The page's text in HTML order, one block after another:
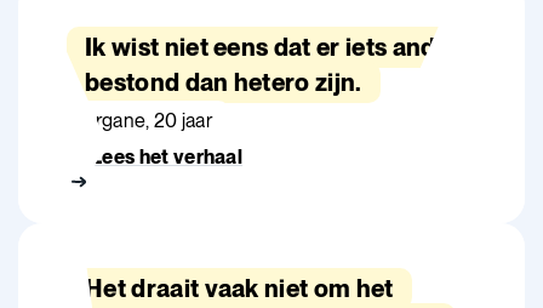
Ik wist niet eens dat er iets anders
bestond dan hetero zijn.
Morgane, 20 jaar
Lees het verhaal
Het draait vaak niet om het